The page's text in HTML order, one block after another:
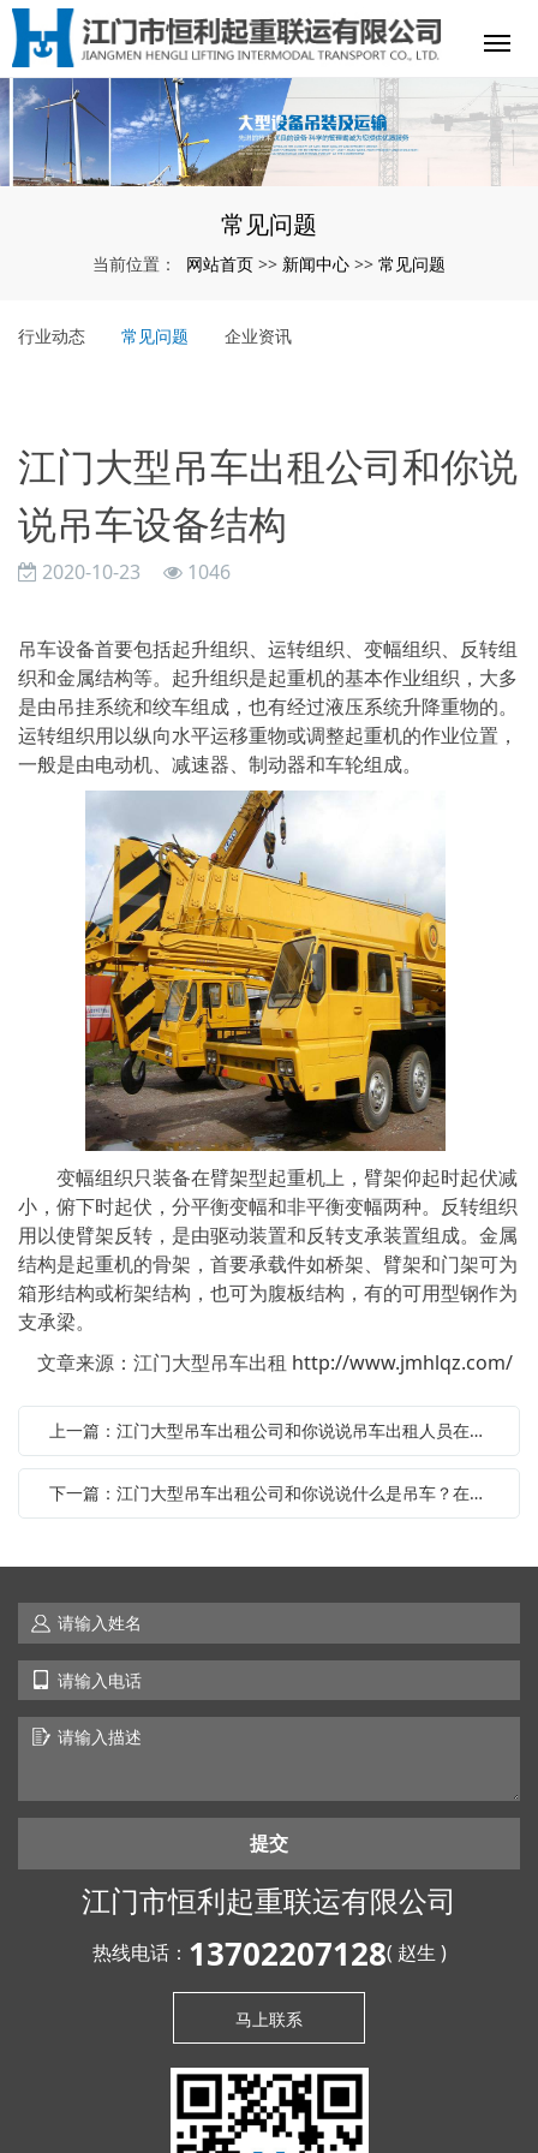
常见问题
当前位置： 网站首页 >> 新闻中心 >> 常见问题
行业动态 常见问题 企业资讯
江门大型吊车出租公司和你说
说吊车设备结构
2020-10-23 1046
吊车设备首要包括起升组织、运转组织、变幅组织、反转组
织和金属结构等。起升组织是起重机的基本作业组织，大多
是由吊挂系统和绞车组成，也有经过液压系统升降重物的。
运转组织用以纵向水平运移重物或调整起重机的作业位置，
一般是由电动机、减速器、制动器和车轮组成。
变幅组织只装备在臂架型起重机上，臂架仰起时起伏减
小，俯下时起伏，分平衡变幅和非平衡变幅两种。反转组织
用以使臂架反转，是由驱动装置和反转支承装置组成。金属
结构是起重机的骨架，首要承载件如桥架、臂架和门架可为
箱形结构或桁架结构，也可为腹板结构，有的可用型钢作为
支承梁。
文章来源：江门大型吊车出租 http://www.jmhlqz.com/
上一篇：江门大型吊车出租公司和你说说吊车出租人员在吊装施工时应有的常识
下一篇：江门大型吊车出租公司和你说说什么是吊车？在吊车出租前我们先来了解一下
提交
江门市恒利起重联运有限公司
热线电话： 13702207128( 赵生 )
马上联系